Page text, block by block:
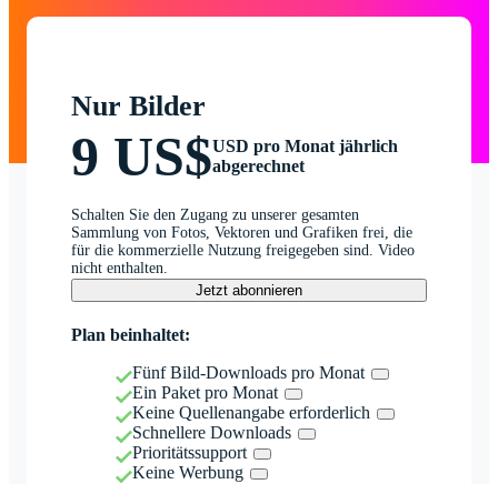
Nur Bilder
9 US$USD pro Monat jährlich
abgerechnet
Schalten Sie den Zugang zu unserer gesamten
Sammlung von Fotos, Vektoren und Grafiken frei, die
für die kommerzielle Nutzung freigegeben sind. Video
nicht enthalten.
Jetzt abonnieren
Plan beinhaltet:
Fünf Bild-Downloads pro Monat
Ein Paket pro Monat
Keine Quellenangabe erforderlich
Schnellere Downloads
Prioritätssupport
Keine Werbung